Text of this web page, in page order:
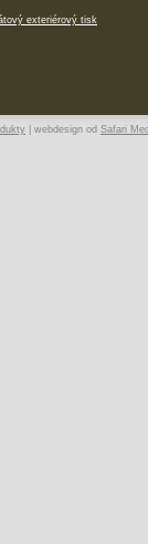
exteriérový tisk
| webdesign od Safari